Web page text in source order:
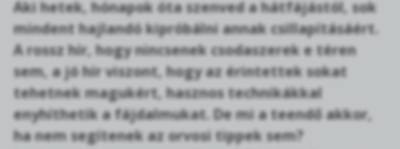
Aki hetek, hónapok óta szenved a hátfájástól, sok
mindent hajlandó kipróbálni annak csillapításáért.
A rossz hír, hogy nincsenek csodaszerek e téren
sem, a jó hír viszont, hogy az érintettek sokat
tehetnek magukért, hasznos technikákkal
enyhíthetik a fájdalmukat. De mi a teendő akkor,
ha nem segítenek az orvosi tippek sem?